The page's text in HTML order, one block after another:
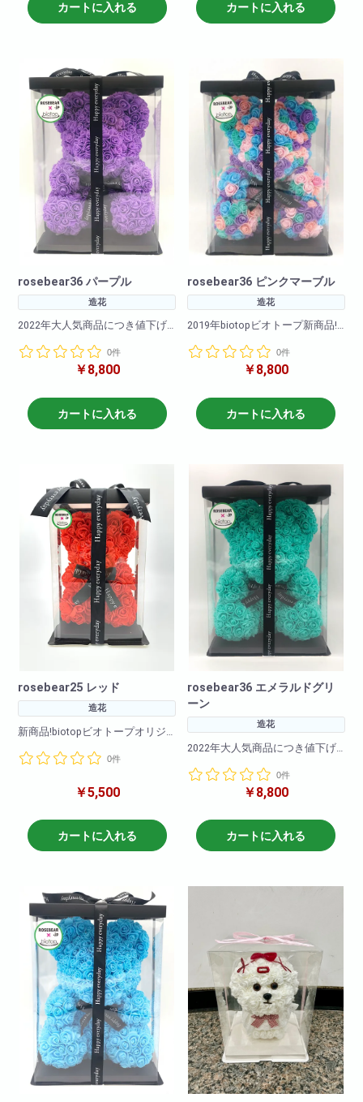
<商品サイズ>高さ: 約36cm 横
幅: 約28cm 奥行: 約28cm
カートに入れる
早めにご購入下さいませ!
幅: 約28cm 奥行: 約28cm
カートに入れる
rosebear36 パープル
造花
2022年大人気商品につき値下げ
カラーバリエーションも豊富に
2020年も大ヒット販売中!是非お
早めにご購入下さいませ!
幅: 約28cm 奥行: 約28cm
0件
￥8,800
カートに入れる
rosebear36 ピンクマーブル
造花
2019年biotopビオトープ新商品!!
カラーバリエーションも豊富に
ご用意いたしました!
早めにご購入下さいませ!
<商品サイズ>高さ: 約36cm 横
0件
￥8,800
カートに入れる
rosebear25 レッド
造花
新商品!biotopビオトープオリジ
カラーバリエーションもなんと
(ホワイト・ライトオレンジ・エ
レッド・ピンク・グレー・ライ
トブルー・イエロー・レインボ
ー・ゴールド)
幅: 約17cm 奥行: 約17cm
<箱のサイズ>高さ: 約28cm 横
幅: 約17.5cm 奥行: 約
17.5cm
0件
￥5,500
カートに入れる
rosebear36 エメラルドグリ
ーン
造花
2022年大人気商品につき値下げ
カラーバリエーションも豊富に
2020年も大ヒット販売中!是非お
早めにご購入下さいませ!
<商品サイズ>高さ: 約36cm 横
0件
￥8,800
カートに入れる